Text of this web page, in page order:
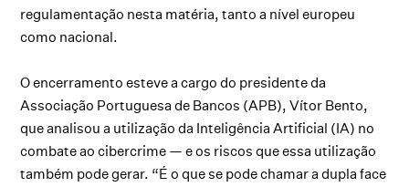
regulamentação nesta matéria, tanto a nível europeu
como nacional.
O encerramento esteve a cargo do presidente da
Associação Portuguesa de Bancos (APB), Vítor Bento,
que analisou a utilização da Inteligência Artificial (IA) no
combate ao cibercrime — e os riscos que essa utilização
também pode gerar. “É o que se pode chamar a dupla face